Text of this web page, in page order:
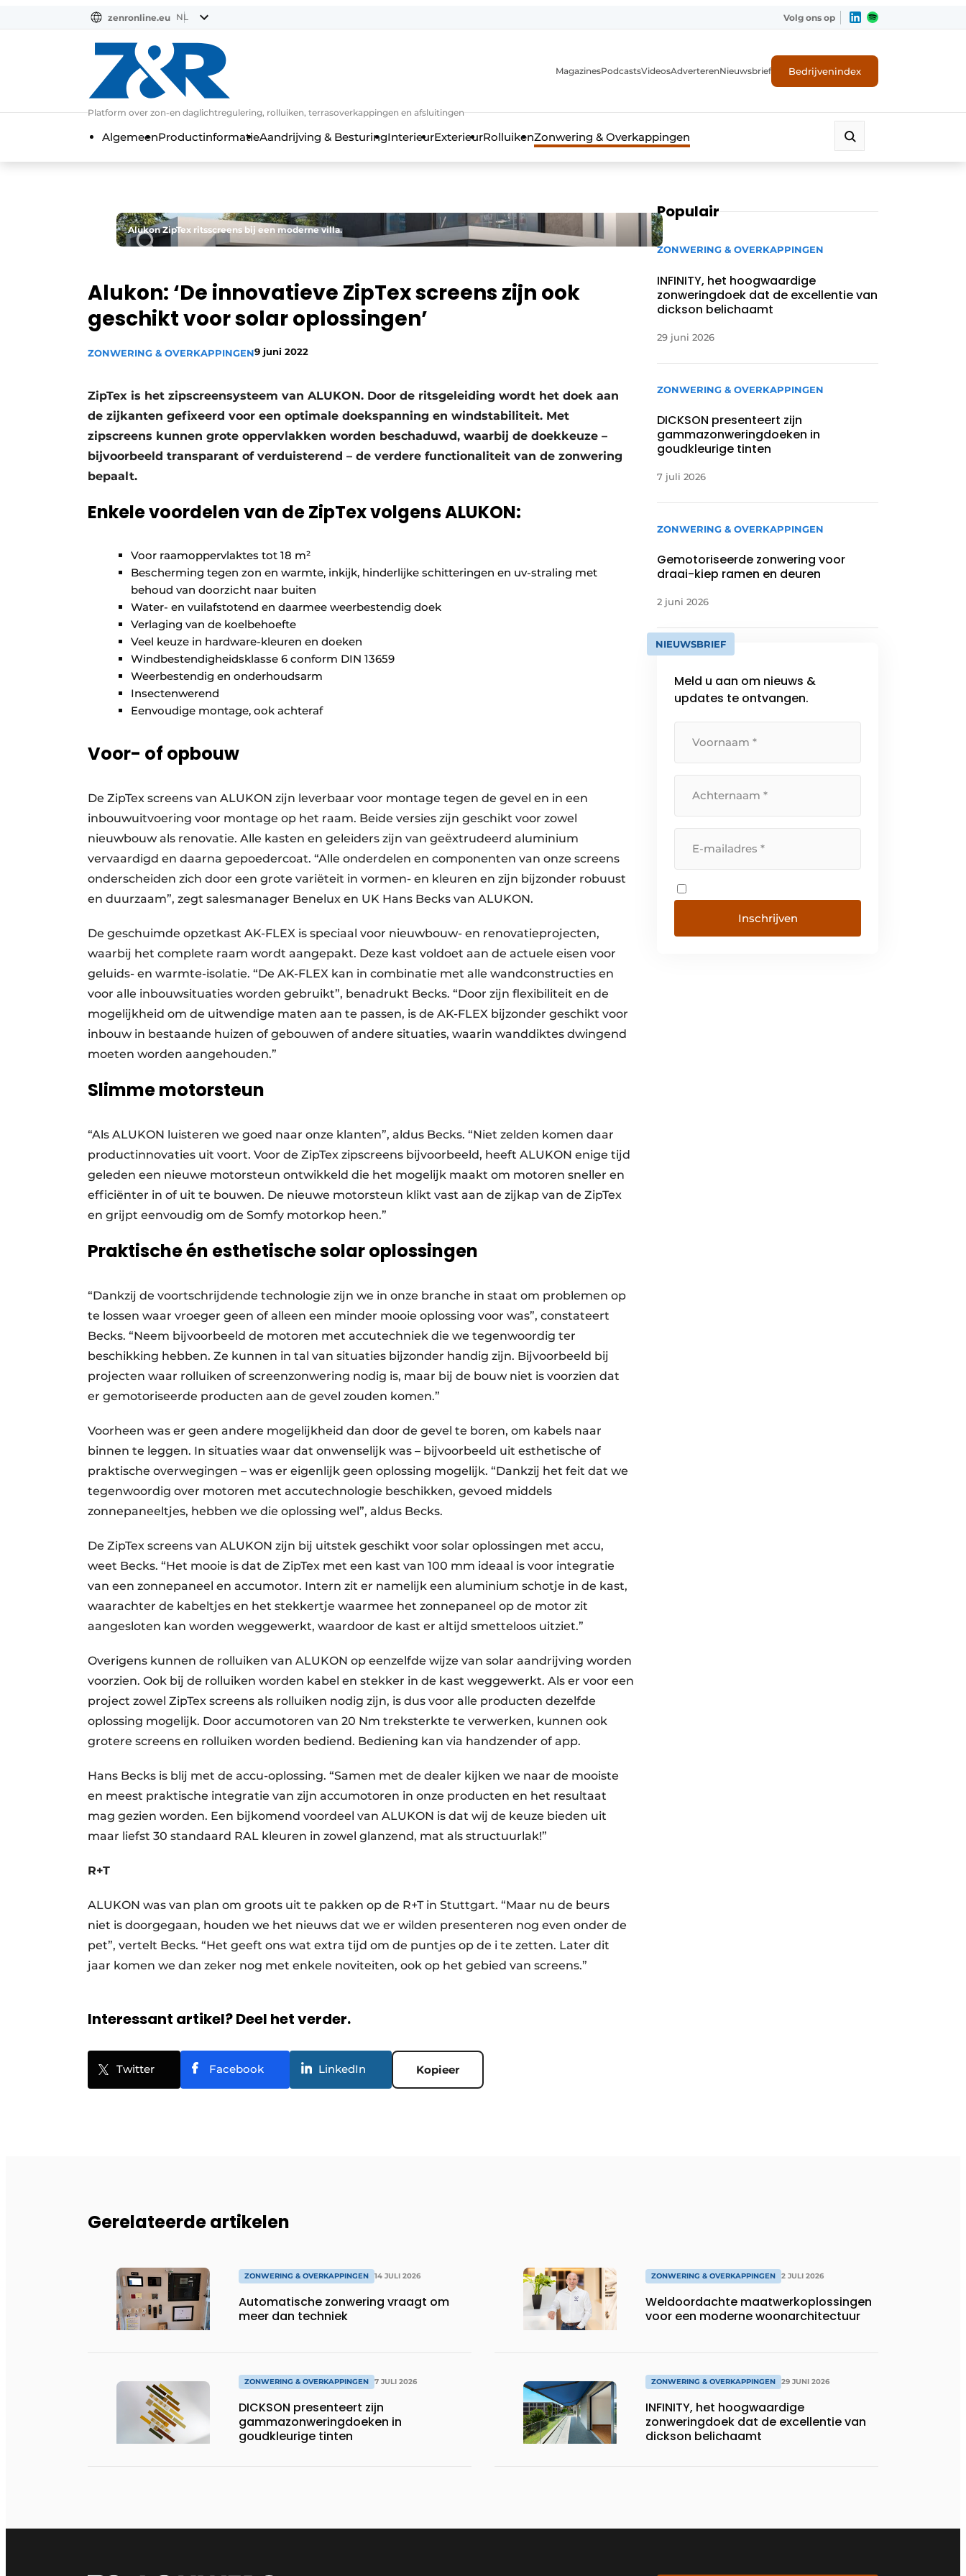
zenronline.eu NL Volg ons op
Platform over zon-en daglichtregulering, rolluiken, terrasoverkappingen en afsluitingen
MagazinesPodcastsVideosAdverterenNieuwsbrief Bedrijvenindex
AlgemeenProductinformatieAandrijving & BesturingInterieurExterieurRolluikenZonwering & Overkappingen
Alukon ZipTex ritsscreens bij een moderne villa.
Alukon: ‘De innovatieve ZipTex screens zijn ook
geschikt voor solar oplossingen’
ZONWERING & OVERKAPPINGEN9 juni 2022
ZipTex is het zipscreensysteem van ALUKON. Door de ritsgeleiding wordt het doek aan
de zijkanten gefixeerd voor een optimale doekspanning en windstabiliteit. Met
zipscreens kunnen grote oppervlakken worden beschaduwd, waarbij de doekkeuze –
bijvoorbeeld transparant of verduisterend – de verdere functionaliteit van de zonwering
bepaalt.
Enkele voordelen van de ZipTex volgens ALUKON:
Voor raamoppervlaktes tot 18 m²
Bescherming tegen zon en warmte, inkijk, hinderlijke schitteringen en uv-straling met
behoud van doorzicht naar buiten
Water- en vuilafstotend en daarmee weerbestendig doek
Verlaging van de koelbehoefte
Veel keuze in hardware-kleuren en doeken
Windbestendigheidsklasse 6 conform DIN 13659
Weerbestendig en onderhoudsarm
Insectenwerend
Eenvoudige montage, ook achteraf
Voor- of opbouw
De ZipTex screens van ALUKON zijn leverbaar voor montage tegen de gevel en in een
inbouwuitvoering voor montage op het raam. Beide versies zijn geschikt voor zowel
nieuwbouw als renovatie. Alle kasten en geleiders zijn van geëxtrudeerd aluminium
vervaardigd en daarna gepoedercoat. “Alle onderdelen en componenten van onze screens
onderscheiden zich door een grote variëteit in vormen- en kleuren en zijn bijzonder robuust
en duurzaam”, zegt salesmanager Benelux en UK Hans Becks van ALUKON.
De geschuimde opzetkast AK-FLEX is speciaal voor nieuwbouw- en renovatieprojecten,
waarbij het complete raam wordt aangepakt. Deze kast voldoet aan de actuele eisen voor
geluids- en warmte-isolatie. “De AK-FLEX kan in combinatie met alle wandconstructies en
voor alle inbouwsituaties worden gebruikt”, benadrukt Becks. “Door zijn flexibiliteit en de
mogelijkheid om de uitwendige maten aan te passen, is de AK-FLEX bijzonder geschikt voor
inbouw in bestaande huizen of gebouwen of andere situaties, waarin wanddiktes dwingend
moeten worden aangehouden.”
Slimme motorsteun
“Als ALUKON luisteren we goed naar onze klanten”, aldus Becks. “Niet zelden komen daar
productinnovaties uit voort. Voor de ZipTex zip­screens bijvoorbeeld, heeft ALUKON enige tijd
geleden een nieuwe motorsteun ontwikkeld die het mogelijk maakt om motoren sneller en
efficiënter in of uit te bouwen. De nieuwe motorsteun klikt vast aan de zijkap van de ZipTex
en grijpt eenvoudig om de Somfy motorkop heen.”
Praktische én esthetische solar oplossingen
“Dankzij de voortschrijdende technologie zijn we in onze branche in staat om problemen op
te lossen waar vroeger geen of alleen een minder mooie oplossing voor was”, constateert
Becks. “Neem bijvoorbeeld de motoren met accutechniek die we tegenwoordig ter
beschikking hebben. Ze kunnen in tal van situaties bijzonder handig zijn. Bijvoorbeeld bij
projecten waar rolluiken of screenzonwering nodig is, maar bij de bouw niet is voorzien dat
er gemotoriseerde producten aan de gevel zouden komen.”
Voorheen was er geen andere mogelijkheid dan door de gevel te boren, om kabels naar
binnen te leggen. In situaties waar dat onwenselijk was – bijvoorbeeld uit esthetische of
praktische overwegingen – was er eigenlijk geen oplossing mogelijk. “Dankzij het feit dat we
tegenwoordig over motoren met accutechnologie beschikken, gevoed middels
zonnepaneeltjes, hebben we die oplossing wel”, aldus Becks.
De ZipTex screens van ALUKON zijn bij uitstek geschikt voor solar oplossingen met accu,
weet Becks. “Het mooie is dat de ZipTex met een kast van 100 mm ideaal is voor integratie
van een zonnepaneel en accumotor. Intern zit er namelijk een aluminium schotje in de kast,
waarachter de kabeltjes en het stekkertje waarmee het zonnepaneel op de motor zit
aangesloten kan worden weggewerkt, waardoor de kast er altijd smetteloos uitziet.”
Overigens kunnen de rolluiken van ALUKON op eenzelfde wijze van solar aandrijving worden
voorzien. Ook bij de rolluiken worden kabel en stekker in de kast weggewerkt. Als er voor een
project zowel ZipTex screens als rolluiken nodig zijn, is dus voor alle producten dezelfde
oplossing mogelijk. Door accumotoren van 20 Nm treksterkte te verwerken, kunnen ook
grotere screens en rolluiken worden bediend. Bediening kan via handzender of app.
Hans Becks is blij met de accu-oplossing. “Samen met de dealer kijken we naar de mooiste
en meest praktische integratie van zijn accumotoren in onze producten en het resultaat
mag gezien worden. Een bijkomend voordeel van ALUKON is dat wij de keuze bieden uit
maar liefst 30 standaard RAL kleuren in zowel glanzend, mat als structuurlak!”
R+T
ALUKON was van plan om groots uit te pakken op de R+T in Stuttgart. “Maar nu de beurs
niet is doorgegaan, houden we het nieuws dat we er wilden presenteren nog even onder de
pet”, vertelt Becks. “Het geeft ons wat extra tijd om de puntjes op de i te zetten. Later dit
jaar komen we dan zeker nog met enkele noviteiten, ook op het gebied van screens.”
Interessant artikel? Deel het verder.
Twitter Facebook LinkedIn Kopieer
Populair
ZONWERING & OVERKAPPINGEN
INFINITY, het hoogwaardige
zonweringdoek dat de excellentie van
dickson belichaamt
29 juni 2026
ZONWERING & OVERKAPPINGEN
DICKSON presenteert zijn
gammazonweringdoeken in
goudkleurige tinten
7 juli 2026
ZONWERING & OVERKAPPINGEN
Gemotoriseerde zonwering voor
draai-kiep ramen en deuren
2 juni 2026
NIEUWSBRIEF
Meld u aan om nieuws &
updates te ontvangen.
Inschrijven
Gerelateerde artikelen
ZONWERING & OVERKAPPINGEN 14 JULI 2026
Automatische zonwering vraagt om
meer dan techniek
ZONWERING & OVERKAPPINGEN 7 JULI 2026
DICKSON presenteert zijn
gammazonweringdoeken in
goudkleurige tinten
ZONWERING & OVERKAPPINGEN 2 JULI 2026
Weldoordachte maatwerkoplossingen
voor een moderne woonarchitectuur
ZONWERING & OVERKAPPINGEN 29 JUNI 2026
INFINITY, het hoogwaardige
zonweringdoek dat de excellentie van
dickson belichaamt